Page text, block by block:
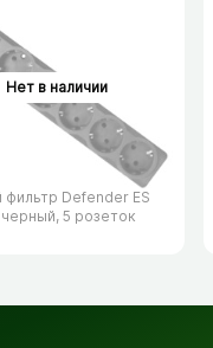
фильтр Defender ES
5 розеток